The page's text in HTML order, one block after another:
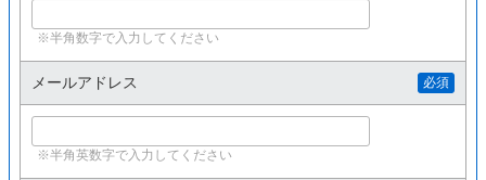
※半角数字で入力してください
メールアドレス 必須
※半角英数字で入力してください